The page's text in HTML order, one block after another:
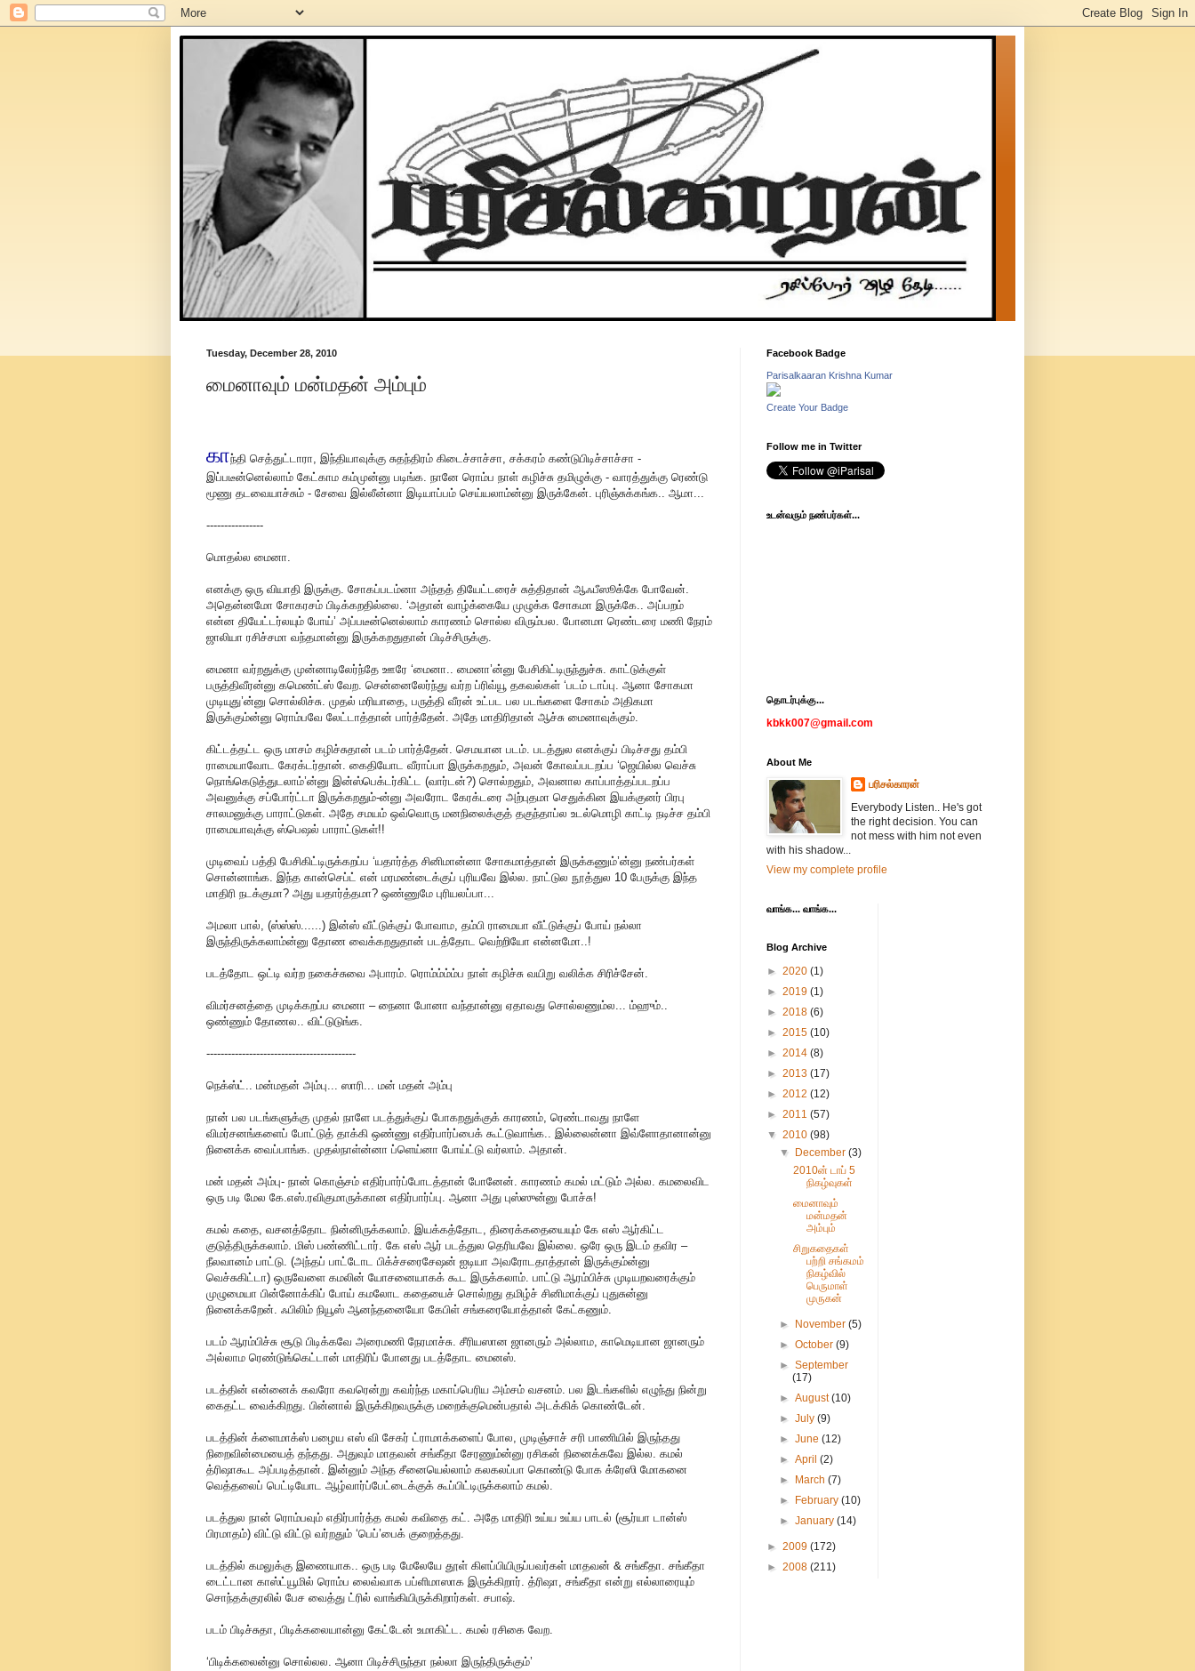
Tuesday, December 28, 2010
மைனாவும் மன்மதன் அம்பும்
காந்தி செத்துட்டாரா, இந்தியாவுக்கு சுதந்திரம் கிடைச்சாச்சா, சக்கரம் கண்டுபிடிச்சாச்சா -
இப்படீன்னெல்லாம் கேட்காம கம்முன்னு படிங்க. நானே ரொம்ப நாள் கழிச்சு தமிழுக்கு - வாரத்துக்கு ரெண்டு
மூணு தடவையாச்சும் - சேவை இல்லீன்னா இடியாப்பம் செய்யலாம்ன்னு இருக்கேன். புரிஞ்சுக்கங்க.. ஆமா...
----------------
மொதல்ல மைனா.
எனக்கு ஒரு வியாதி இருக்கு. சோகப்படம்னா அந்தத் தியேட்டரைச் சுத்திதான் ஆஃபீஸூக்கே போவேன்.
அதென்னமோ சோகரசம் பிடிக்கறதில்லை. ‘அதான் வாழ்க்கையே முழுக்க சோகமா இருக்கே.. அப்பறம்
என்ன தியேட்டர்லயும் போய்’ அப்படீன்னெல்லாம் காரணம் சொல்ல விரும்பல. போனமா ரெண்டரை மணி நேரம்
ஜாலியா ரசிச்சமா வந்தமான்னு இருக்கறதுதான் பிடிச்சிருக்கு.
மைனா வர்றதுக்கு முன்னாடிலேர்ந்தே ஊரே ‘மைனா.. மைனா’ன்னு பேசிகிட்டிருந்துச்சு. காட்டுக்குள்
பருத்திவீரன்னு கமெண்ட்ஸ் வேற. சென்னைலேர்ந்து வர்ற ப்ரிவ்யூ தகவல்கள் ‘படம் டாப்பு. ஆனா சோகமா
முடியுது’ன்னு சொல்லிச்சு. முதல் மரியாதை, பருத்தி வீரன் உட்பட பல படங்களை சோகம் அதிகமா
இருக்கும்ன்னு ரொம்பவே லேட்டாத்தான் பார்த்தேன். அதே மாதிரிதான் ஆச்சு மைனாவுக்கும்.
கிட்டத்தட்ட ஒரு மாசம் கழிச்சுதான் படம் பார்த்தேன். செமயான படம். படத்துல எனக்குப் பிடிச்சது தம்பி
ராமையாவோட கேரக்டர்தான். கைதியோட வீராப்பா இருக்கறதும், அவன் கோவப்படறப்ப ‘ஜெயில்ல வெச்சு
நொங்கெடுத்துடலாம்’ன்னு இன்ஸ்பெக்டர்கிட்ட (வார்டன்?) சொல்றதும், அவனால காப்பாத்தப்படறப்ப
அவனுக்கு சப்போர்ட்டா இருக்கறதும்-ன்னு அவரோட கேரக்டரை அற்புதமா செதுக்கின இயக்குனர் பிரபு
சாலமனுக்கு பாராட்டுகள். அதே சமயம் ஒவ்வொரு மனநிலைக்குத் தகுந்தாப்ல உடல்மொழி காட்டி நடிச்ச தம்பி
ராமையாவுக்கு ஸ்பெஷல் பாராட்டுகள்!!
முடிவைப் பத்தி பேசிகிட்டிருக்கறப்ப ‘யதார்த்த சினிமான்னா சோகமாத்தான் இருக்கணும்’ன்னு நண்பர்கள்
சொன்னாங்க. இந்த கான்செப்ட் என் மரமண்டைக்குப் புரியவே இல்ல. நாட்டுல நூத்துல 10 பேருக்கு இந்த
மாதிரி நடக்குமா? அது யதார்த்தமா? ஒண்ணுமே புரியலப்பா...
அமலா பால், (ஸ்ஸ்ஸ்......) இன்ஸ் வீட்டுக்குப் போவாம, தம்பி ராமையா வீட்டுக்குப் போய் நல்லா
இருந்திருக்கலாம்ன்னு தோண வைக்கறதுதான் படத்தோட வெற்றியோ என்னமோ..!
படத்தோட ஒட்டி வர்ற நகைச்சுவை அபாரம். ரொம்ம்ம்ம்ப நாள் கழிச்சு வயிறு வலிக்க சிரிச்சேன்.
விமர்சனத்தை முடிக்கறப்ப மைனா – நைனா போனா வந்தான்னு ஏதாவது சொல்லணும்ல... ம்ஹும்..
ஒண்ணும் தோணல.. விட்டுடுங்க.
------------------------------------------
நெக்ஸ்ட்.. மன்மதன் அம்பு... ஸாரி... மன் மதன் அம்பு
நான் பல படங்களுக்கு முதல் நாளே படத்துக்குப் போகறதுக்குக் காரணம், ரெண்டாவது நாளே
விமர்சனங்களைப் போட்டுத் தாக்கி ஒண்ணு எதிர்பார்ப்பைக் கூட்டுவாங்க.. இல்லைன்னா இவ்ளோதானான்னு
நினைக்க வைப்பாங்க. முதல்நாள்ன்னா ப்ளெய்னா போய்ட்டு வர்லாம். அதான்.
மன் மதன் அம்பு- நான் கொஞ்சம் எதிர்பார்ப்போடத்தான் போனேன். காரணம் கமல் மட்டும் அல்ல. கமலைவிட
ஒரு படி மேல கே.எஸ்.ரவிகுமாருக்கான எதிர்பார்ப்பு. ஆனா அது புஸ்ஸுன்னு போச்சு!
கமல் கதை, வசனத்தோட நின்னிருக்கலாம். இயக்கத்தோட, திரைக்கதையையும் கே எஸ் ஆர்கிட்ட
குடுத்திருக்கலாம். மிஸ் பண்ணிட்டார். கே எஸ் ஆர் படத்துல தெரியவே இல்லை. ஒரே ஒரு இடம் தவிர –
நீலவானம் பாட்டு. (அந்தப் பாட்டோட பிக்ச்சரைசேஷன் ஐடியா அவரோடதாத்தான் இருக்கும்ன்னு
வெச்சுகிட்டா) ஒருவேளை கமலின் யோசனையாகக் கூட இருக்கலாம். பாட்டு ஆரம்பிச்சு முடியறவரைக்கும்
முழுமையா பின்னோக்கிப் போய் கமலோட கதையைச் சொல்றது தமிழ்ச் சினிமாக்குப் புதுசுன்னு
நினைக்கறேன். ஃபிலிம் நியூஸ் ஆனந்தனையோ கேபிள் சங்கரையோத்தான் கேட்கணும்.
படம் ஆரம்பிச்சு சூடு பிடிக்கவே அரைமணி நேரமாச்சு. சீரியஸான ஜானரும் அல்லாம, காமெடியான ஜானரும்
அல்லாம ரெண்டுங்கெட்டான் மாதிரிப் போனது படத்தோட மைனஸ்.
படத்தின் என்னைக் கவரோ கவரென்று கவர்ந்த மகாப்பெரிய அம்சம் வசனம். பல இடங்களில் எழுந்து நின்று
கைதட்ட வைக்கிறது. பின்னால் இருக்கிறவருக்கு மறைக்குமென்பதால் அடக்கிக் கொண்டேன்.
படத்தின் க்ளைமாக்ஸ் பழைய எஸ் வி சேகர் ட்ராமாக்களைப் போல, முடிஞ்சாச் சரி பாணியில் இருந்தது
நிறைவின்மையைத் தந்தது. அதுவும் மாதவன் சங்கீதா சேரணும்ன்னு ரசிகன் நினைக்கவே இல்ல. கமல்
த்ரிஷாகூட அப்படித்தான். இன்னும் அந்த சீனையெல்லாம் கலகலப்பா கொண்டு போக க்ரேஸி மோகனை
வெத்தலைப் பெட்டியோட ஆழ்வார்ப்பேட்டைக்குக் கூப்பிட்டிருக்கலாம் கமல்.
படத்துல நான் ரொம்பவும் எதிர்பார்த்த கமல் கவிதை கட். அதே மாதிரி உய்ய உய்ய பாடல் (சூர்யா டான்ஸ்
பிரமாதம்) விட்டு விட்டு வர்றதும் ‘பெப்’பைக் குறைத்தது.
படத்தில் கமலுக்கு இணையாக.. ஒரு படி மேலேயே தூள் கிளப்பியிருப்பவர்கள் மாதவன் & சங்கீதா. சங்கீதா
டைட்டான காஸ்ட்யூமில் ரொம்ப லைவ்வாக பப்ளிமாஸாக இருக்கிறார். த்ரிஷா, சங்கீதா என்று எல்லாரையும்
சொந்தக்குரலில் பேச வைத்து ட்ரில் வாங்கியிருக்கிறார்கள். சபாஷ்.
படம் பிடிச்சுதா, பிடிக்கலையான்னு கேட்டேன் உமாகிட்ட. கமல் ரசிகை வேற.
‘பிடிக்கலைன்னு சொல்லல. ஆனா பிடிச்சிருந்தா நல்லா இருந்திருக்கும்’
Facebook Badge
Parisalkaaran Krishna Kumar
Create Your Badge
Follow me in Twitter
உடன்வரும் நண்பர்கள்...
தொடர்புக்கு...
kbkk007@gmail.com
About Me
பரிசல்காரன்
Everybody Listen.. He's got
the right decision. You can
not mess with him not even
with his shadow...
View my complete profile
வாங்க... வாங்க...
Blog Archive
► 2020 (1)
► 2019 (1)
► 2018 (6)
► 2015 (10)
► 2014 (8)
► 2013 (17)
► 2012 (12)
► 2011 (57)
▼ 2010 (98)
▼
December(3)
2010ன் டாப் 5
நிகழ்வுகள்
மைனாவும்
மன்மதன்
அம்பும்
சிறுகதைகள்
பற்றி சங்கமம்
நிகழ்வில்
பெருமாள்
முருகன்
► November(5)
►October(9)
►September
(17)
►August(10)
►July(9)
►June(12)
►April(2)
►
March(7)
►
February(10)
►January(14)
► 2009 (172)
► 2008 (211)